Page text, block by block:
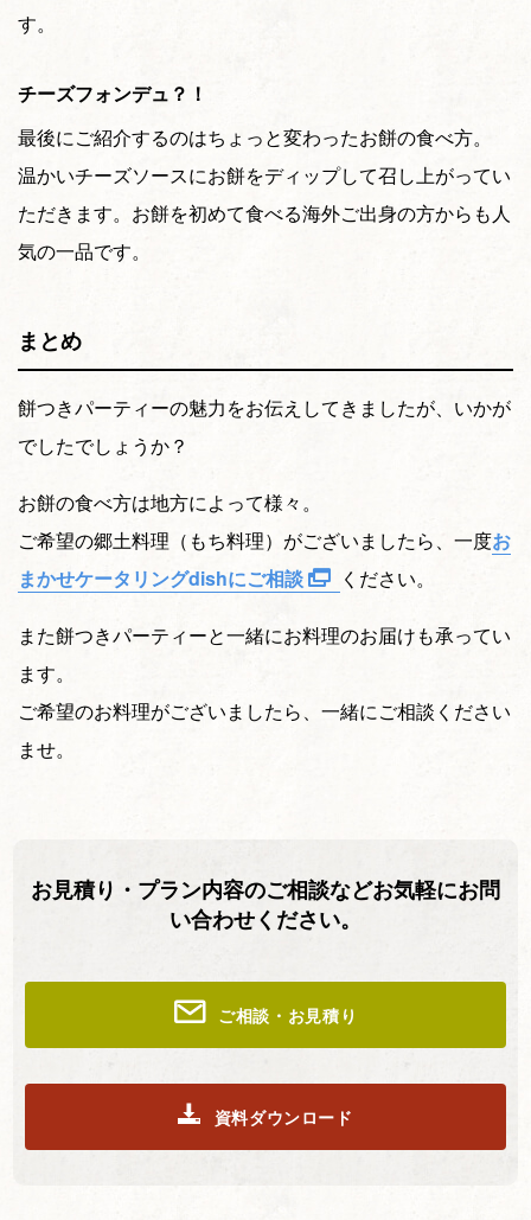
す。
チーズフォンデュ？！
最後にご紹介するのはちょっと変わったお餅の食べ方。
温かいチーズソースにお餅をディップして召し上がってい
ただきます。お餅を初めて食べる海外ご出身の方からも人
気の一品です。
まとめ
餅つきパーティーの魅力をお伝えしてきましたが、いかが
でしたでしょうか？
お餅の食べ方は地方によって様々。
ご希望の郷土料理（もち料理）がございましたら、一度お
まかせケータリングdishにご相談
ください。
また餅つきパーティーと一緒にお料理のお届けも承ってい
ます。
ご希望のお料理がございましたら、一緒にご相談ください
ませ。
お見積り・プラン内容のご相談などお気軽にお問
い合わせください。
ご相談・お見積り
資料ダウンロード